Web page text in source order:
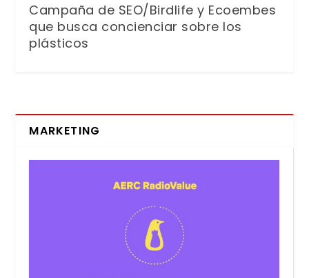
Campaña de SEO/Birdlife y Ecoembes
que busca concienciar sobre los
plásticos
MARKETING